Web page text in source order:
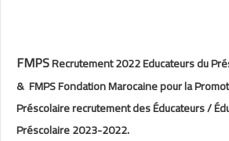
FMPSRecrutement 2022 Educateurs du
& FMPS Fondation Marocaine pour la
Préscolaire recrutement des Éducateurs /
Préscolaire 2023-2022.